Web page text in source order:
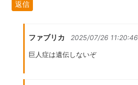
返信
ファブリカ 2025/07/26 11:20:46
巨人症は遺伝しないぞ